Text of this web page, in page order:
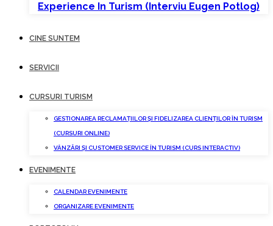
Experience In Turism (interviu Eugen Potlog)
CINE SUNTEM
SERVICII
CURSURI TURISM
GESTIONAREA RECLAMAȚIILOR ȘI FIDELIZAREA CLIENȚILOR ÎN TURISM
(CURSURI ONLINE)
VÂNZĂRI ȘI CUSTOMER SERVICE ÎN TURISM (CURS INTERACTIV)
EVENIMENTE
CALENDAR EVENIMENTE
ORGANIZARE EVENIMENTE